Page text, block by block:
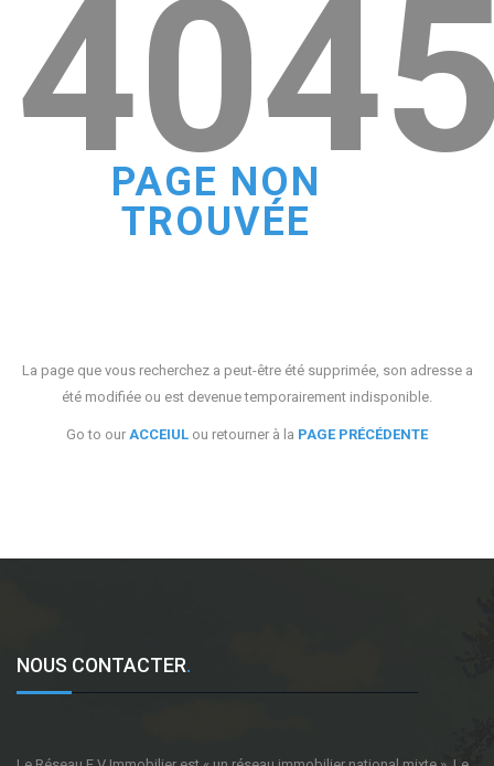
PAGE NON
TROUVÉE
La page que vous recherchez a peut-être été supprimée, son adresse a
été modifiée ou est devenue temporairement indisponible.
Go to our ACCEIUL ou retourner à la PAGE PRÉCÉDENTE
NOUS CONTACTER.